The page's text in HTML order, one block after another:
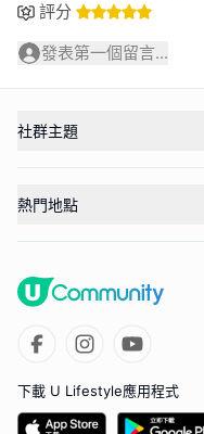
評分
發表第一個留言...
社群主題
熱門地點
下載 U Lifestyle應用程式